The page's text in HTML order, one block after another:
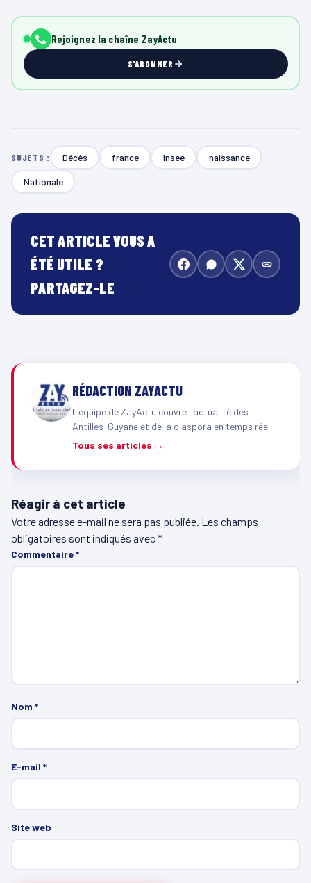
Rejoignez la chaîne ZayActu
S'ABONNER
SUJETS : Décès france Insee naissance
Nationale
CET ARTICLE VOUS A
ÉTÉ UTILE ?
PARTAGEZ-LE
RÉDACTION ZAYACTU
L'équipe de ZayActu couvre l'actualité des
Antilles-Guyane et de la diaspora en temps réel.
Tous ses articles →
Réagir à cet article
Votre adresse e-mail ne sera pas publiée. Les champs
obligatoires sont indiqués avec*
Commentaire*
Nom *
E-mail *
Site web